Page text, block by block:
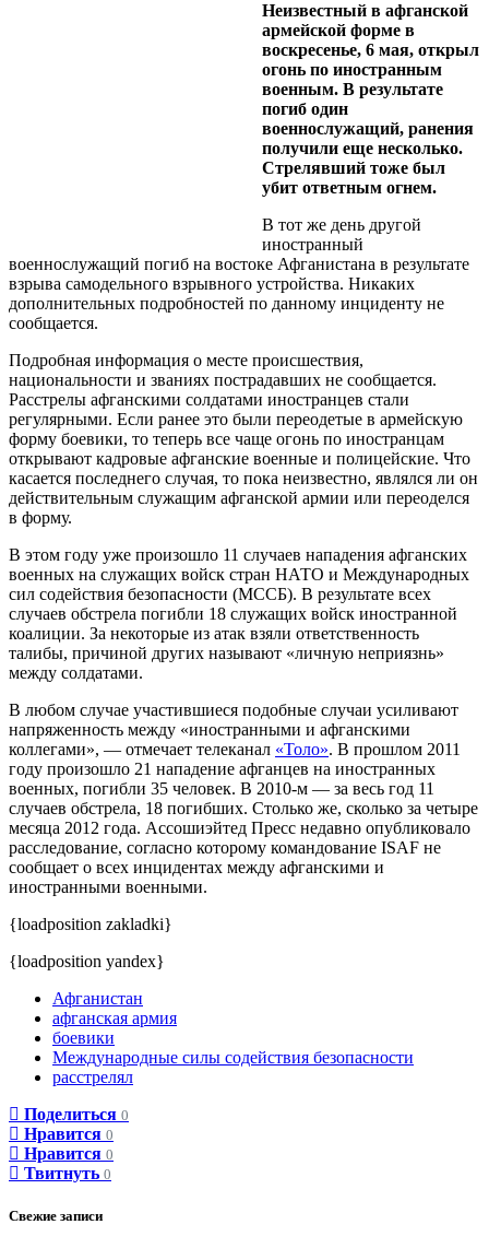
Неизвестный в афганской
армейской форме в
воскресенье, 6 мая, открыл
огонь по иностранным
военным. В результате
погиб один
военнослужащий, ранения
получили еще несколько.
Стрелявший тоже был
убит ответным огнем.
В тот же день другой
иностранный
военнослужащий погиб на востоке Афганистана в результате
взрыва самодельного взрывного устройства. Никаких
дополнительных подробностей по данному инциденту не
сообщается.
Подробная информация о месте происшествия,
национальности и званиях пострадавших не сообщается.
Расстрелы афганскими солдатами иностранцев стали
регулярными. Если ранее это были переодетые в армейскую
форму боевики, то теперь все чаще огонь по иностранцам
открывают кадровые афганские военные и полицейские. Что
касается последнего случая, то пока неизвестно, являлся ли он
действительным служащим афганской армии или переоделся
в форму.
В этом году уже произошло 11 случаев нападения афганских
военных на служащих войск стран НАТО и Международных
сил содействия безопасности (МССБ). В результате всех
случаев обстрела погибли 18 служащих войск иностранной
коалиции. За некоторые из атак взяли ответственность
талибы, причиной других называют «личную неприязнь»
между солдатами.
В любом случае участившиеся подобные случаи усиливают
напряженность между «иностранными и афганскими
коллегами», — отмечает телеканал «Толо». В прошлом 2011
году произошло 21 нападение афганцев на иностранных
военных, погибли 35 человек. В 2010-м — за весь год 11
случаев обстрела, 18 погибших. Столько же, сколько за четыре
месяца 2012 года. Ассошиэйтед Пресс недавно опубликовало
расследование, согласно которому командование ISAF не
сообщает о всех инцидентах между афганскими и
иностранными военными.
{loadposition zakladki}
{loadposition yandex}
Афганистан
афганская армия
боевики
Международные силы содействия безопасности
расстрелял
Поделиться 0
Нравится 0
Нравится 0
Твитнуть 0
Свежие записи